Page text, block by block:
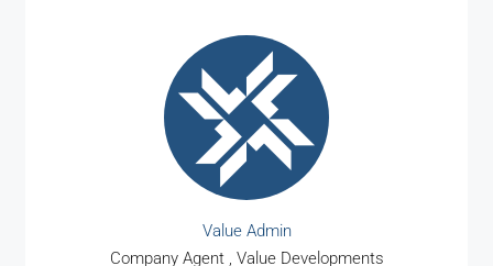
Value Admin
Company Agent , Value Developments